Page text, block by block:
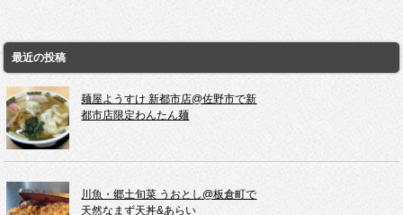
最近の投稿
麺屋ようすけ 新都市店@佐野市で新
都市店限定わんたん麺
川魚・郷土旬菜 うおとし@板倉町で
天然なまず天丼&あらい